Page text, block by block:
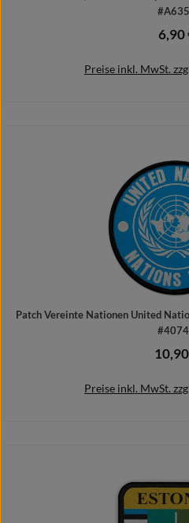
6,90
Preise inkl. MwSt.
Patch Vereinte Nationen United
Preise inkl. MwSt.